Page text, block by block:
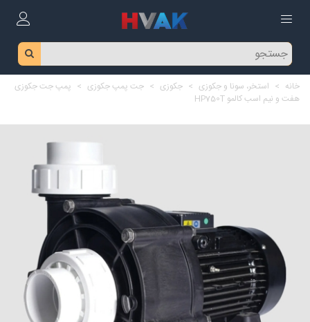
خانه > استخر، سونا و جکوزی > جکوزی > جت پمپ جکوزی > پمپ جت جکوزی
هفت و نیم اسب کالمو HP750T